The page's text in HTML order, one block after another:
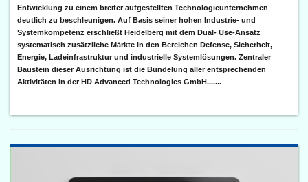
Entwicklung zu einem breiter aufgestellten Technologieunternehmen
deutlich zu beschleunigen. Auf Basis seiner hohen Industrie- und
Systemkompetenz erschließt Heidelberg mit dem Dual- Use-Ansatz
systematisch zusätzliche Märkte in den Bereichen Defense, Sicherheit,
Energie, Ladeinfrastruktur und industrielle Systemlösungen. Zentraler
Baustein dieser Ausrichtung ist die Bündelung aller entsprechenden
Aktivitäten in der HD Advanced Technologies GmbH.......